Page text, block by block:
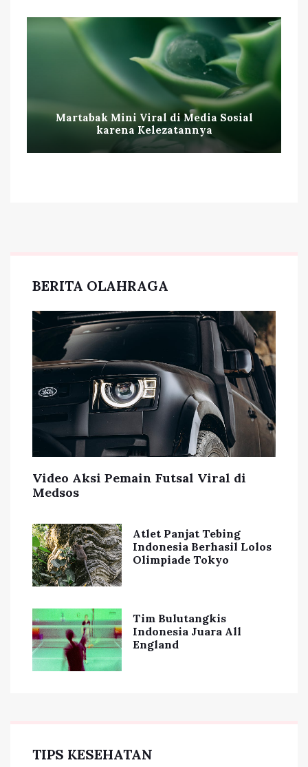
Martabak Mini Viral di Media Sosial
karena Kelezatannya
BERITA OLAHRAGA
Video Aksi Pemain Futsal Viral di
Medsos
Atlet Panjat Tebing
Indonesia Berhasil Lolos
Olimpiade Tokyo
Tim Bulutangkis
Indonesia Juara All
England
TIPS KESEHATAN